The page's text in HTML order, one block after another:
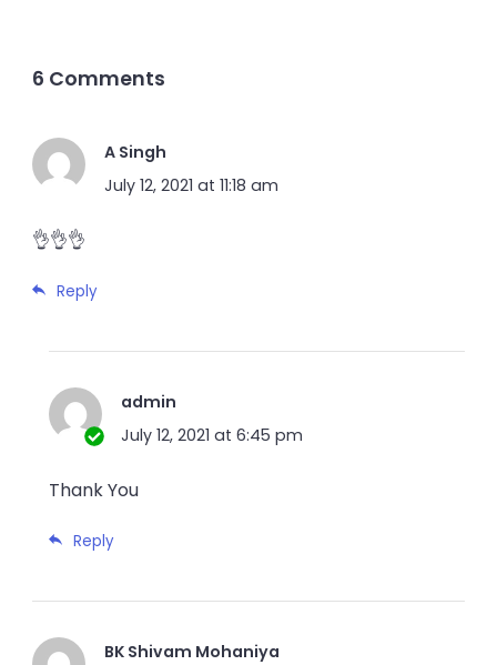
6 Comments
A Singh
July 12, 2021 at 11:18 am
👌👌👌
Reply
admin
July 12, 2021 at 6:45 pm
Thank You
Reply
BK Shivam Mohaniya